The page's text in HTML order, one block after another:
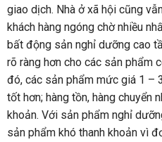
giao dịch. Nhà ở xã hội cũng
khách hàng ngóng chờ nhiều
bất động sản nghỉ dưỡng cao
rõ ràng hơn cho các sản phẩm
đó, các sản phẩm mức giá 1 –
tốt hơn; hàng tồn, hàng chuyển
khoản. Với sản phẩm nghỉ
sản phẩm khó thanh khoản vì